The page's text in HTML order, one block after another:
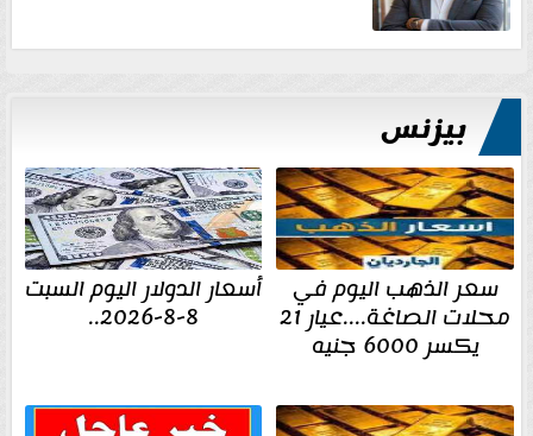
بيزنس
سعر الذهب اليوم في
محلات الصاغة....عيار 21
يكسر 6000 جنيه
أسعار الدولار اليوم السبت
8-8-2026..